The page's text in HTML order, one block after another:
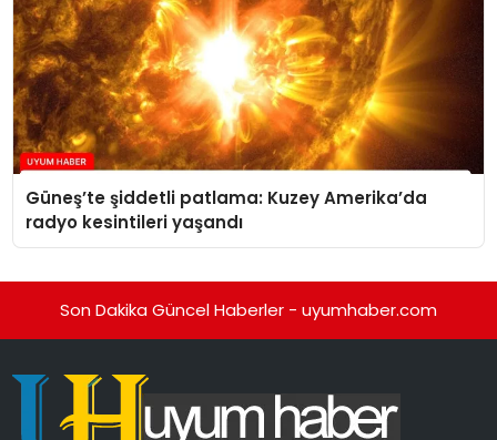
Güneş’te şiddetli patlama: Kuzey Amerika’da
radyo kesintileri yaşandı
Son Dakika Güncel Haberler - uyumhaber.com